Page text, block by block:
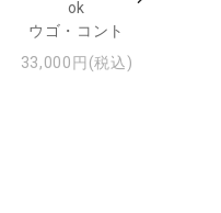
ok
ウゴ・コント
33,000円(税込)